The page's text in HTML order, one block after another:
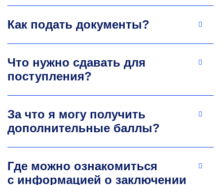
российских и международных магистров и
+7 499 230-24-46
nikolaev@misis.ru
Елена Леонидовна Чантурия
Д.т.н., профессоркафедры обогащения
и переработки полезных ископаемых
Как подать документы?
Что нужно сдавать для
поступления?
За что я могу получить
дополнительные баллы?
Где можно ознакомиться
с информацией о заключении